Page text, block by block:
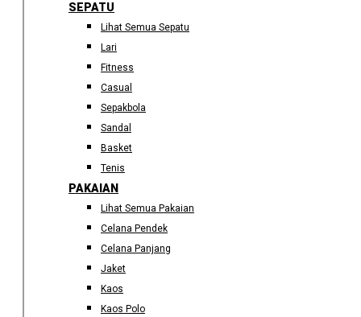
SEPATU
Lihat Semua Sepatu
Lari
Fitness
Casual
Sepakbola
Sandal
Basket
Tenis
PAKAIAN
Lihat Semua Pakaian
Celana Pendek
Celana Panjang
Jaket
Kaos
Kaos Polo